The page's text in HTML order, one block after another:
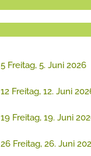
5 Freitag, 5. Juni 2026
12 Freitag, 12. Juni
19 Freitag, 19. Juni
26 Freitag, 26. Juni